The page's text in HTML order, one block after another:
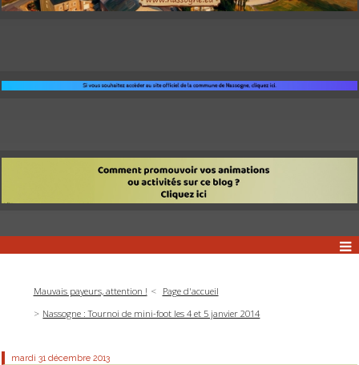
Mauvais payeurs, attention !
Page d'accueil
Nassogne : Tournoi de mini-foot les 4 et 5 janvier 2014
mardi 31 décembre 2013